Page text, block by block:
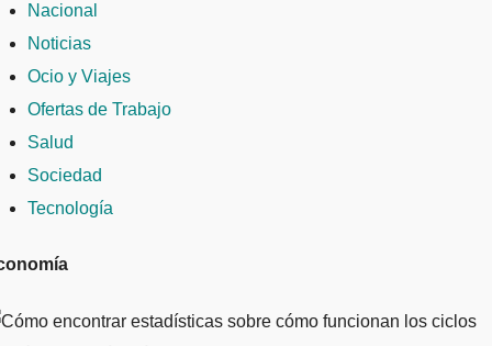
Nacional
Noticias
Ocio y Viajes
Ofertas de Trabajo
Salud
Sociedad
Tecnología